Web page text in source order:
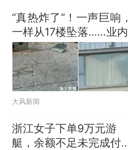
制裁瓜
么？
“真热炸了”！一声巨响
一样从17楼坠落……业
大风新闻
浙江女子下单9万元游
艇，余额不足未完成付